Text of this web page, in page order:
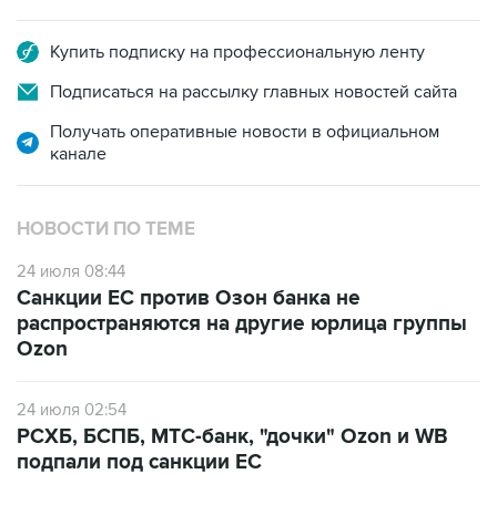
Купить подписку на профессиональную ленту
Подписаться на рассылку главных новостей сайта
Получать оперативные новости в официальном
канале
НОВОСТИ ПО ТЕМЕ
24 июля 08:44
Санкции ЕС против Озон банка не
распространяются на другие юрлица группы
Ozon
24 июля 02:54
РСХБ, БСПБ, МТС-банк, "дочки" Ozon и WB
подпали под санкции ЕС